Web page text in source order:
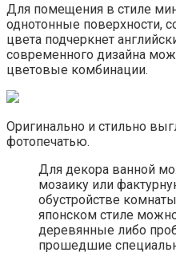
Для помещения в стиле
однотонные поверхности,
цвета подчеркнет
современного дизайна
цветовые комбинации.
Оригинально и стильно
фотопечатью.
Для декора ванной
мозаику или
обустройстве
японском стиле
деревянные либо
прошедшие